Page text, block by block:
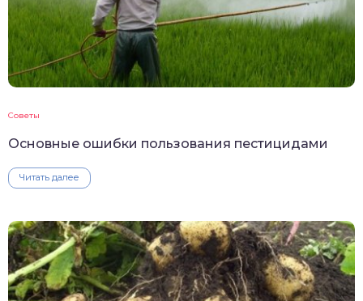
Советы
Основные ошибки пользования пестицидами
Читать далее